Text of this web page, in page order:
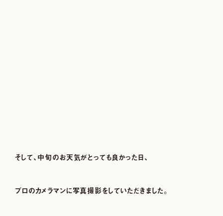
そして、中旬のお天気がとっても良かった日、
プロのカメラマンに写真撮影をしていただきました。